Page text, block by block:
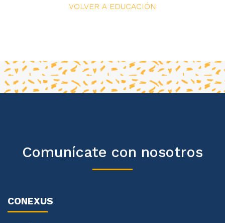
VOLVER A EDUCACIÓN
Comunícate con nosotros
CONEXUS